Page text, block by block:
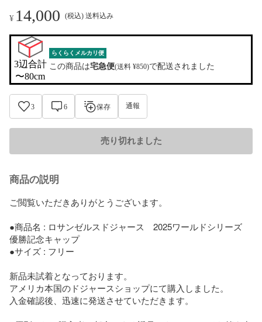
¥ 14,000 (税込) 送料込み
3辺合計
〜80cm
らくらくメルカリ便
この商品は宅急便(送料 ¥850)で配送されました
3 6 保存 通報
売り切れました
商品の説明
ご閲覧いただきありがとうございます。
●商品名 : ロサンゼルスドジャース　2025ワールドシリーズ
優勝記念キャップ
●サイズ : フリー
新品未試着となっております。
アメリカ本国のドジャースショップにて購入しました。
入金確認後、迅速に発送させていただきます。